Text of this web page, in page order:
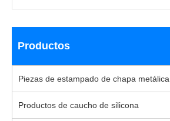
Productos
Piezas de estampado de chapa metálica
Productos de caucho de silicona